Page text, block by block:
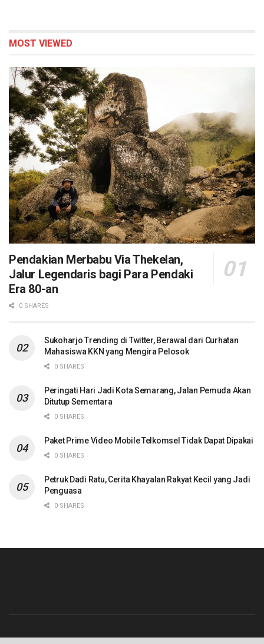
MOST VIEWED
Pendakian Merbabu Via Thekelan,
Jalur Legendaris bagi Para Pendaki
Era 80-an
0 SHARES
Sukoharjo Trending di Twitter, Berawal dari Curhatan
Mahasiswa KKN yang Mengira Pelosok
0 SHARES
Peringati Hari Jadi Kota Semarang, Jalan Pemuda Akan
Ditutup Sementara
0 SHARES
Paket Prime Video Mobile Telkomsel Tidak Dapat Dipakai
0 SHARES
Petruk Dadi Ratu, Cerita Khayalan Rakyat Kecil yang Jadi
Penguasa
0 SHARES